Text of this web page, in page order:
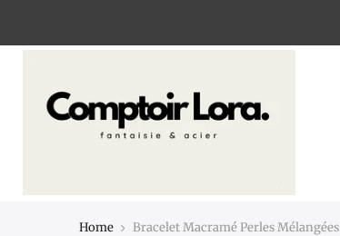
Home Bracelet Macramé Perles Mélangées